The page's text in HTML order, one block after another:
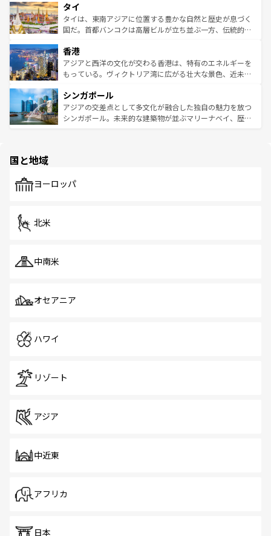
リティに包まれながら、韓国の多彩な魅力を心ゆくまで味
わってみてほしい。 なお、新着の韓国情報はコンテンツ一
覧を参照してほしい。
急速な発展と共に伝統が息づく。ハノイの古い町並みやホ
ーチミン市のフランス統治時代の建物も、独特の雰囲気を
醸し出している。また、バラエティの豊かさとおいしさで
とつ。フォーやバインミー、ベトナムコーヒーなどは、ぜ
ひ現地で味わいたい。どの地域を訪れてもあたたかい人々
が旅行者を迎えてくれるので、きっと忘れられない旅にな
参照してほしい。
タイ
タイは、東南アジアに位置する豊かな自然と歴史が息づく
国だ。首都バンコクは高層ビルが立ち並ぶ一方、伝統的な
の活気が交差している。北部ではチェンマイなどの山岳地
帯で自然と触れ合い、南部ではプーケットやクラビの美し
いビーチでリゾート気分を楽しむことができる。タイ料理
激する。気候は一年中温暖で、どの季節にも異なる楽しみ
が待っている。親しみやすいタイの人々、仏教を中心とし
た文化、そして多様な観光資源が、訪れる旅人を魅了し続
香港
アジアと西洋の文化が交わる香港は、特有のエネルギーを
もっている。ヴィクトリア湾に広がる壮大な景色、近未来
み、どこを訪れても感動するはず。観光スポットが密集し
ており、効率よく見どころを回れるのも魅力。息をのむよ
うな絶景から文化的な体験まで、香港を存分に楽しみ尽く
シンガポール
アジアの交差点として多文化が融合した独自の魅力を放つ
シンガポール。未来的な建築物が並ぶマリーナベイ、歴史
で、ホーカーズは地元の風情を楽しめる外せないスポット
国と地域
ヨーロッパ
北米
中南米
オセアニア
ハワイ
リゾート
アジア
中近東
アフリカ
日本